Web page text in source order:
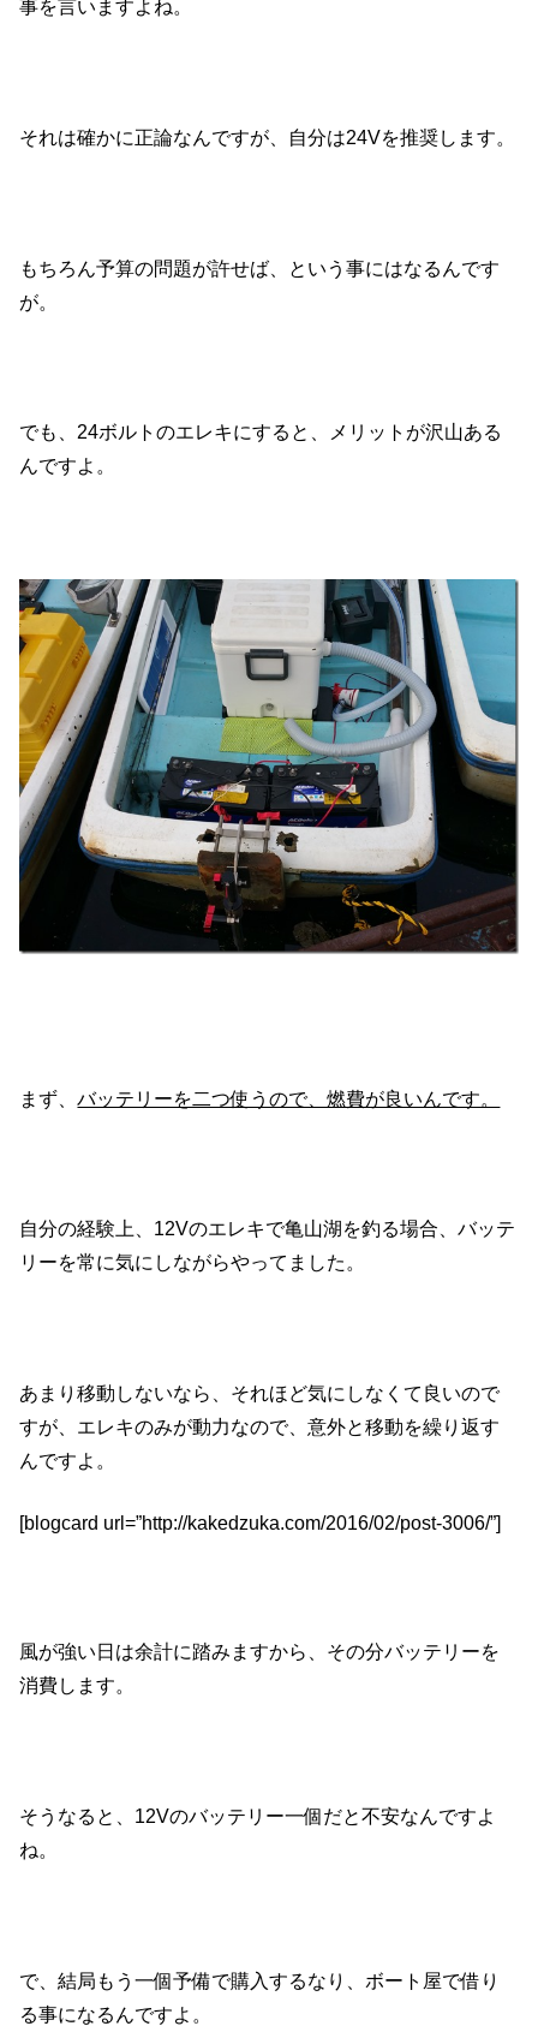
事を言いますよね。
それは確かに正論なんですが、自分は24Vを推奨します。
もちろん予算の問題が許せば、という事にはなるんです
が。
でも、24ボルトのエレキにすると、メリットが沢山ある
んですよ。
まず、 バッテリーを二つ使うので、燃費が良いんです。
自分の経験上、12Vのエレキで亀山湖を釣る場合、バッテ
リーを常に気にしながらやってました。
あまり移動しないなら、それほど気にしなくて良いので
すが、エレキのみが動力なので、意外と移動を繰り返す
んですよ。
[blogcard url=”http://kakedzuka.com/2016/02/post-3006/”]
風が強い日は余計に踏みますから、その分バッテリーを
消費します。
そうなると、12Vのバッテリー一個だと不安なんですよ
ね。
で、結局もう一個予備で購入するなり、ボート屋で借り
る事になるんですよ。